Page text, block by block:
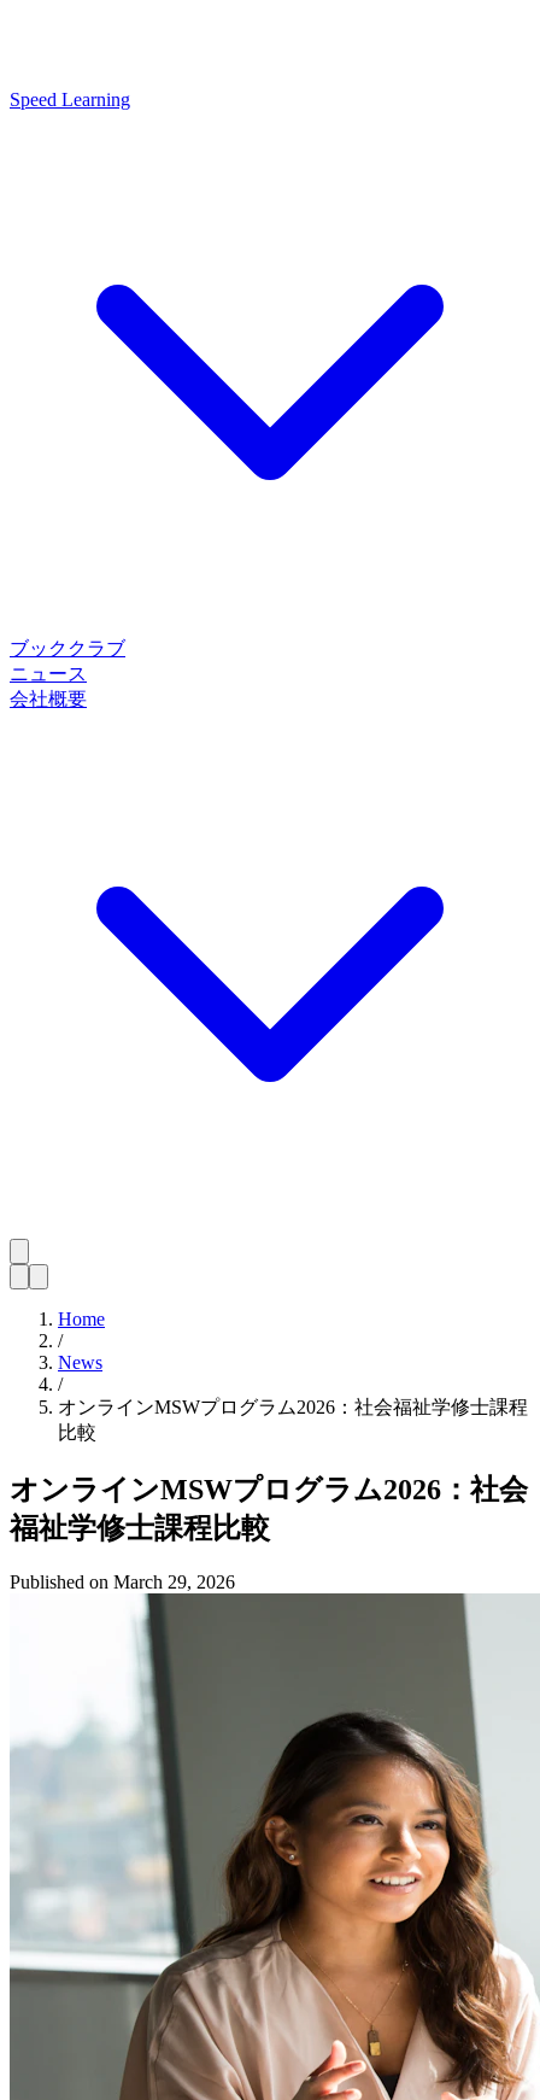
Speed Learning
ブッククラブ
ニュース
会社概要
Home
/
News
/
オンラインMSWプログラム2026：社会福祉学修士課程
比較
オンラインMSWプログラム2026：社会
福祉学修士課程比較
Published on March 29, 2026